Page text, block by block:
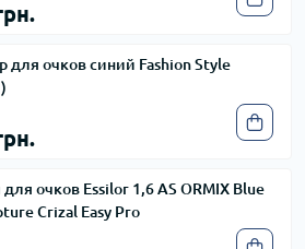
для очков синий Fashion Style
очков Essilor 1,6 AS ORMIX Blue
Crizal Easy Pro